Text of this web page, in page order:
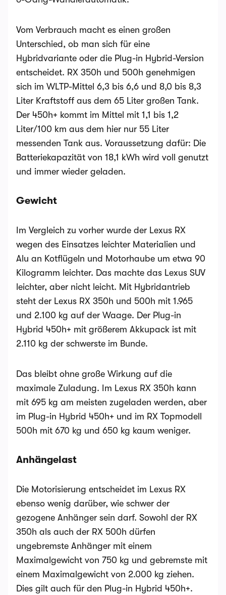
Vom Verbrauch macht es einen großen
Unterschied, ob man sich für eine
Hybridvariante oder die Plug-in Hybrid-Version
entscheidet. RX 350h und 500h genehmigen
sich im WLTP-Mittel 6,3 bis 6,6 und 8,0 bis 8,3
Liter Kraftstoff aus dem 65 Liter großen Tank.
Der 450h+ kommt im Mittel mit 1,1 bis 1,2
Liter/100 km aus dem hier nur 55 Liter
messenden Tank aus. Voraussetzung dafür: Die
Batteriekapazität von 18,1 kWh wird voll genutzt
und immer wieder geladen.
Gewicht
Im Vergleich zu vorher wurde der Lexus RX
wegen des Einsatzes leichter Materialien und
Alu an Kotflügeln und Motorhaube um etwa 90
Kilogramm leichter. Das machte das Lexus SUV
leichter, aber nicht leicht. Mit Hybridantrieb
steht der Lexus RX 350h und 500h mit 1.965
und 2.100 kg auf der Waage. Der Plug-in
Hybrid 450h+ mit größerem Akkupack ist mit
2.110 kg der schwerste im Bunde.
Das bleibt ohne große Wirkung auf die
maximale Zuladung. Im Lexus RX 350h kann
mit 695 kg am meisten zugeladen werden, aber
im Plug-in Hybrid 450h+ und im RX Topmodell
500h mit 670 kg und 650 kg kaum weniger.
Anhängelast
Die Motorisierung entscheidet im Lexus RX
ebenso wenig darüber, wie schwer der
gezogene Anhänger sein darf. Sowohl der RX
350h als auch der RX 500h dürfen
ungebremste Anhänger mit einem
Maximalgewicht von 750 kg und gebremste mit
einem Maximalgewicht von 2.000 kg ziehen.
Dies gilt auch für den Plug-in Hybrid 450h+.